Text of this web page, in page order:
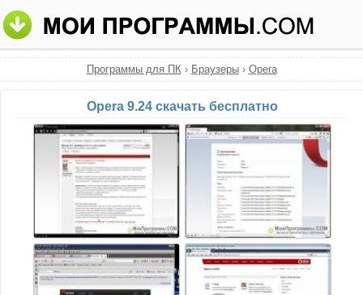
Программы для ПК› Браузеры› Opera
Opera 9.24 скачать бесплатно